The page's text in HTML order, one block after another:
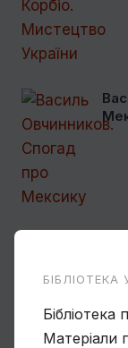
Матеріали